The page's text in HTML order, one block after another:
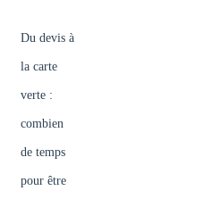
Du devis à
la carte
verte :
combien
de temps
pour être